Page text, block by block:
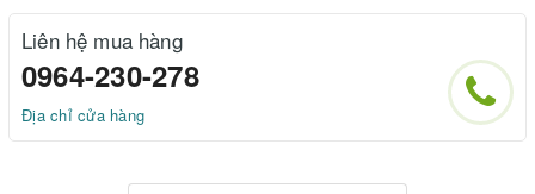
Liên hệ mua hàng
0964-230-278
Địa chỉ cửa hàng